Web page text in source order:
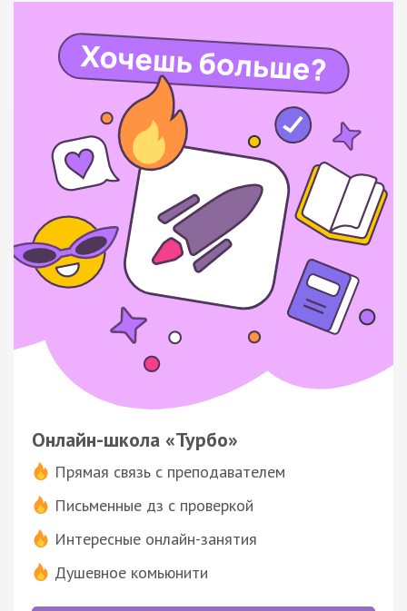
Онлайн-школа «Турбо»
Прямая связь с преподавателем
Письменные дз с проверкой
Интересные онлайн-занятия
Душевное комьюнити